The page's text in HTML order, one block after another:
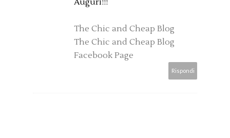
The Chic and Cheap Blog
The Chic and Cheap Blog
Facebook Page
Rispondi